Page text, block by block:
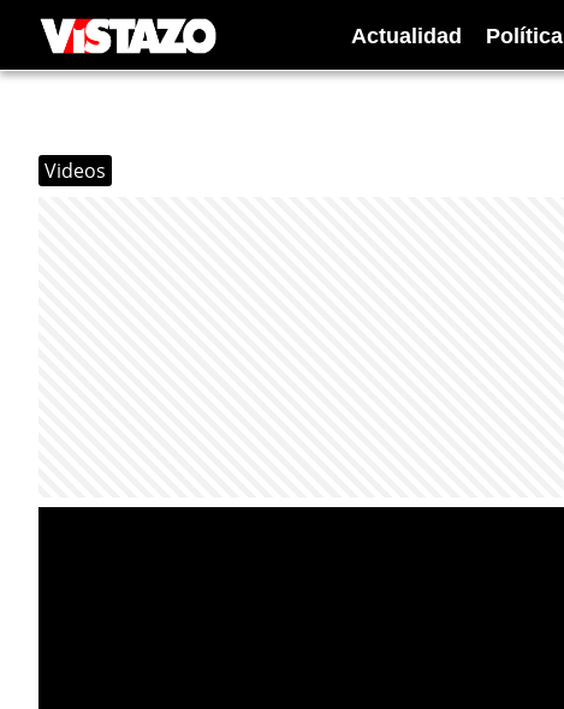
Actualidad Política
Videos